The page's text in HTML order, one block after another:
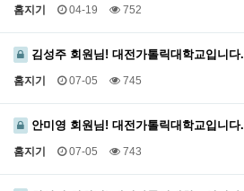
홈지기 04-19 752
김성주 회원님! 대전가톨릭대학교입니다.
홈지기 07-05 745
안미영 회원님! 대전가톨릭대학교입니다.
홈지기 07-05 743